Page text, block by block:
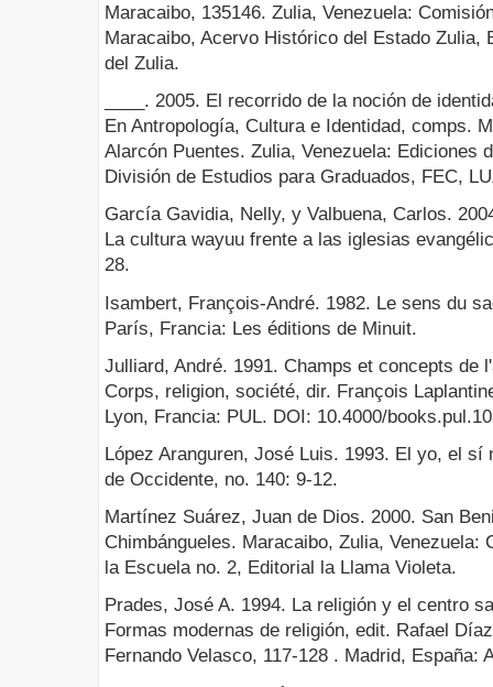
Maracaibo, 135146. Zulia, Venezuela:
Maracaibo, Acervo Histórico del Estado Zulia,
del Zulia.
____. 2005. El recorrido de la noción de
En Antropología, Cultura e Identidad, comps.
Alarcón Puentes. Zulia, Venezuela: Ediciones
División de Estudios para Graduados, FEC,
García Gavidia, Nelly, y Valbuena, Carlos.
La cultura wayuu frente a las iglesias
28.
Isambert, François-André. 1982. Le sens du
París, Francia: Les éditions de Minuit.
Julliard, André. 1991. Champs et concepts de
Corps, religion, société, dir. François
Lyon, Francia: PUL. DOI: 10.4000/
López Aranguren, José Luis. 1993. El yo, el
de Occidente, no. 140: 9-12.
Martínez Suárez, Juan de Dios. 2000. San
Chimbángueles. Maracaibo, Zulia, Venezuela:
la Escuela no. 2, Editorial la Llama Violeta.
Prades, José A. 1994. La religión y el centro
Formas modernas de religión, edit. Rafael
Fernando Velasco, 117-128 . Madrid, España: